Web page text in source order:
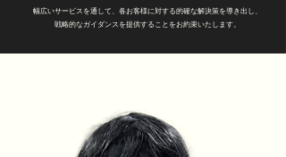
幅広いサービスを通して、各お客様に対する的確な解決策を導き出し、
戦略的なガイダンスを提供することをお約束いたします。